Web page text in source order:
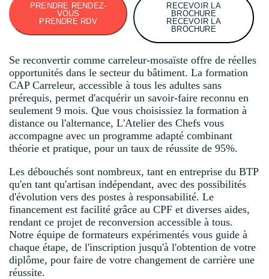
PRENDRE RENDEZ-
VOUS
PRENDRE RDV
RECEVOIR LA
BROCHURE
RECEVOIR LA
BROCHURE
Se reconvertir comme carreleur-mosaïste offre de réelles
opportunités dans le secteur du bâtiment. La formation
CAP Carreleur, accessible à tous les adultes sans
prérequis, permet d'acquérir un savoir-faire reconnu en
seulement 9 mois. Que vous choisissiez la formation à
distance ou l'alternance, L'Atelier des Chefs vous
accompagne avec un programme adapté combinant
théorie et pratique, pour un taux de réussite de 95%.
Les débouchés sont nombreux, tant en entreprise du BTP
qu'en tant qu'artisan indépendant, avec des possibilités
d'évolution vers des postes à responsabilité. Le
financement est facilité grâce au CPF et diverses aides,
rendant ce projet de reconversion accessible à tous.
Notre équipe de formateurs expérimentés vous guide à
chaque étape, de l'inscription jusqu'à l'obtention de votre
diplôme, pour faire de votre changement de carrière une
réussite.